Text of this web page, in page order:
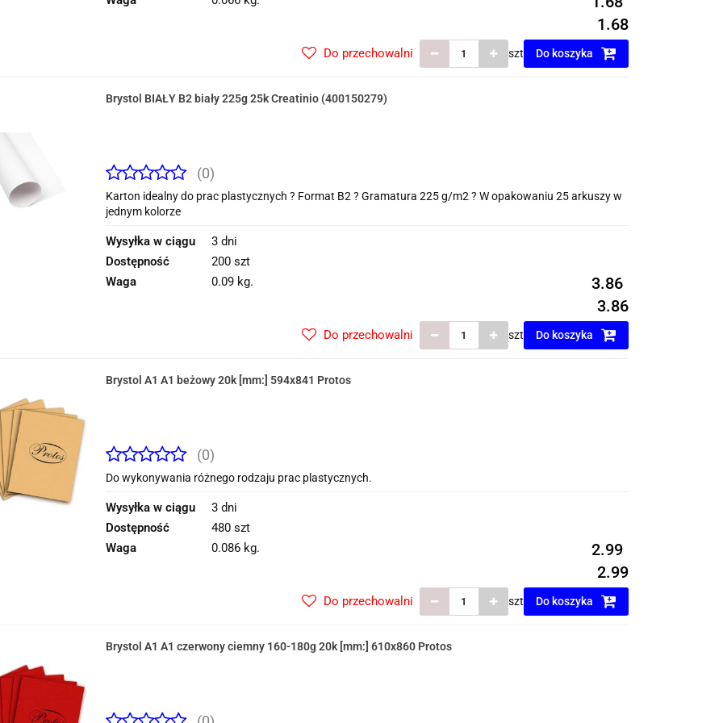
1.68
szt Do koszyka
Do przechowalni
Brystol BIAŁY B2 biały 225g 25k Creatinio (400150279)
(0)
Karton idealny do prac plastycznych ? Format B2 ? Gramatura 225 g/m2 ? W opakowaniu 25 arkuszy w
jednym kolorze
Wysyłka w ciągu
3 dni
Dostępność
200 szt
Waga
0.09 kg.
3.86
3.86
szt Do koszyka
Do przechowalni
Brystol A1 A1 beżowy 20k [mm:] 594x841 Protos
(0)
Do wykonywania różnego rodzaju prac plastycznych.
Wysyłka w ciągu
3 dni
Dostępność
480 szt
Waga
0.086 kg.
2.99
2.99
szt Do koszyka
Do przechowalni
Brystol A1 A1 czerwony ciemny 160-180g 20k [mm:] 610x860 Protos